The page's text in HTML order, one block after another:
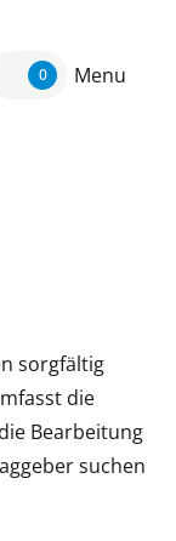
0 Menu
sorgfältig
die
Bearbeitung
suchen